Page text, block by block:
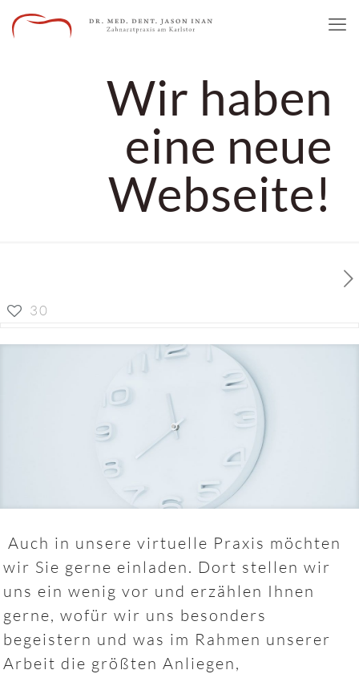
Wir haben
eine neue
Webseite!
30
Auch in unsere virtuelle Praxis möchten
wir Sie gerne einladen. Dort stellen wir
uns ein wenig vor und erzählen Ihnen
gerne, wofür wir uns besonders
begeistern und was im Rahmen unserer
Arbeit die größten Anliegen,